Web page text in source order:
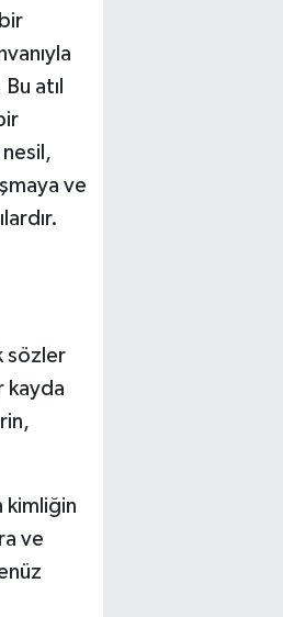
atıl
ve
sözler
kayda
kimliğin
ve